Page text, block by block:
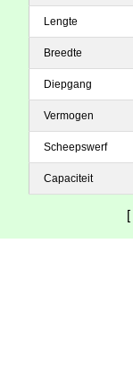
Lengte
Breedte
Diepgang
Vermogen
Scheepswerf
Capaciteit
[